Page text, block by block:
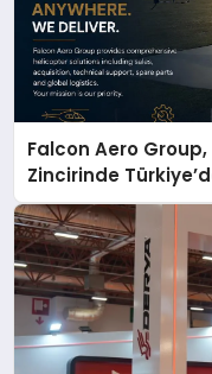
Falcon Aero
Zincirinde